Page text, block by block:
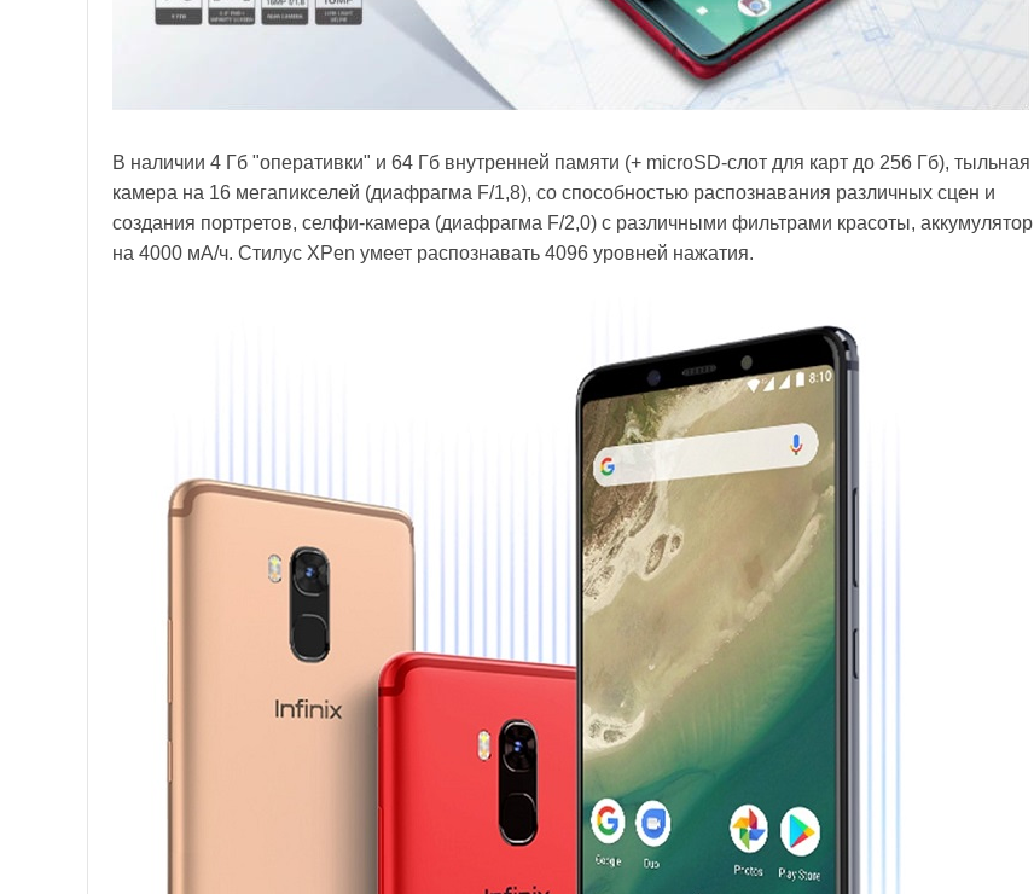
В наличии 4 Гб "оперативки" и 64 Гб внутренней памяти (+ microSD-слот для карт до 256 Гб), тыльная
камера на 16 мегапикселей (диафрагма F/1,8), со способностью распознавания различных сцен и
создания портретов, селфи-камера (диафрагма F/2,0) с различными фильтрами красоты, аккумулятор
на 4000 мА/ч. Стилус XPen умеет распознавать 4096 уровней нажатия.